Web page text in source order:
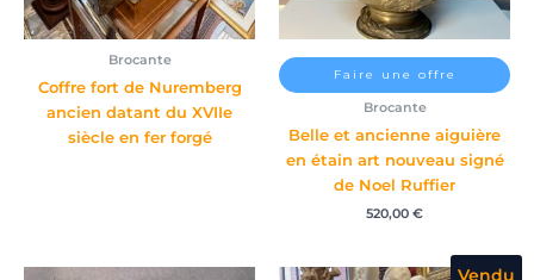
Brocante
Coffre fort de Nuremberg
ancien datant du XVIIe
siècle en fer forgé
Faire une offre
Brocante
Belle et ancienne aiguière
en étain art nouveau signé
de Noel Ruffier
520,00 €
Vendu